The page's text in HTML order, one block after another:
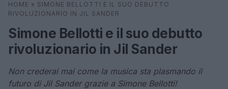
Cerca
HOME » SIMONE BELLOTTI E IL SUO DEBUTTO
RIVOLUZIONARIO IN JIL SANDER
Simone Bellotti e il suo debutto
rivoluzionario in Jil Sander
Non crederai mai come la musica sta plasmando il
futuro di Jil Sander grazie a Simone Bellotti!